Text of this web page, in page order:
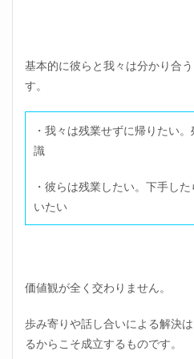
基本的に彼らと我々は分かり合
す。
・我々は残業せずに帰りたい
識
・彼らは残業したい。下手し
いたい
価値観が全く交わりません。
歩み寄りや話し合いによる解決
るからこそ成立するものです。